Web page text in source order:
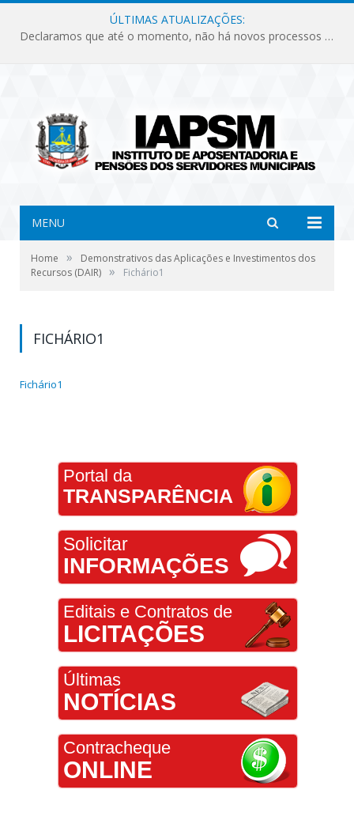
ÚLTIMAS ATUALIZAÇÕES:
Declaramos que até o momento, não há novos processos licitatórios para o Instituto de Previdência no ano de 2026.
MENU
Home »
Demonstrativos das Aplicações e Investimentos dos
Recursos (DAIR) » Fichário1
FICHÁRIO1
Fichário1
Portal da
TRANSPARÊNCIA
Solicitar
INFORMAÇÕES
Editais e Contratos de
LICITAÇÕES
Últimas
NOTÍCIAS
Contracheque
ONLINE